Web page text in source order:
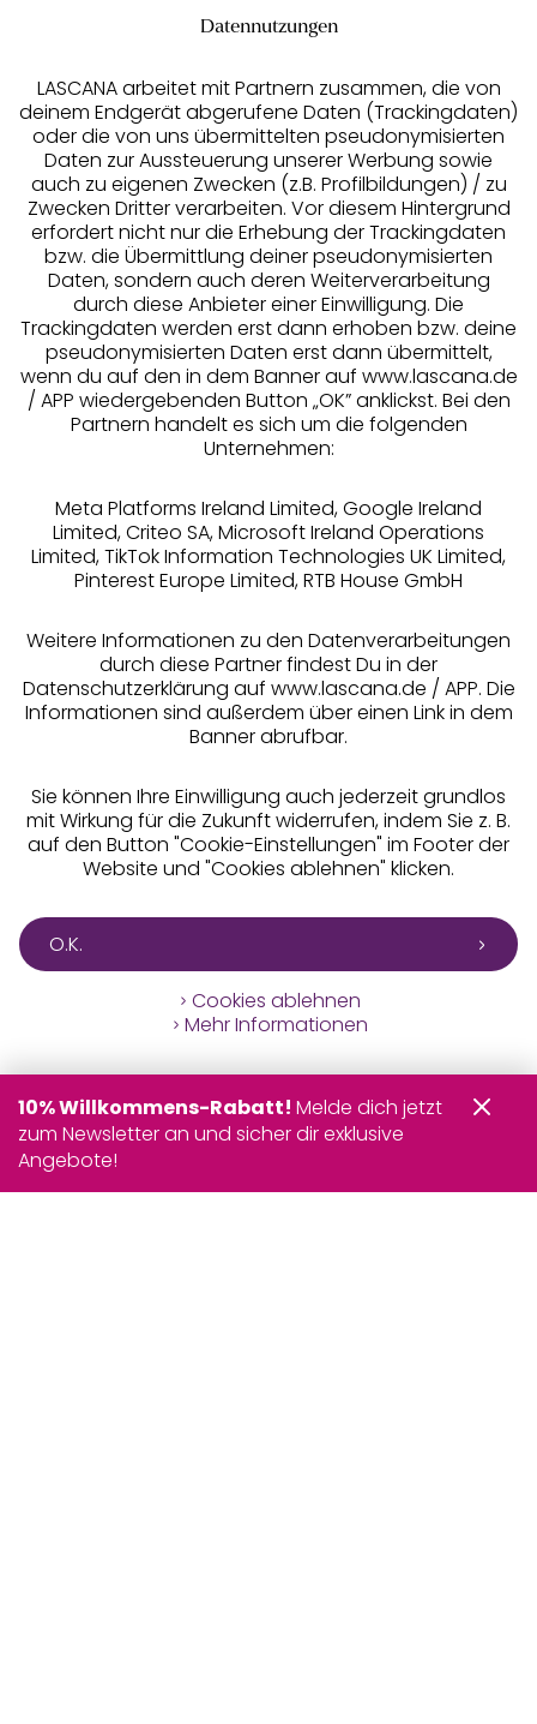
Services
Beratung
Über uns
Rechtliches
Alle Preise inkl. MwSt., zzgl.
Versandkosten
Datennutzungen
LASCANA arbeitet mit Partnern zusammen, die von
deinem Endgerät abgerufene Daten (Trackingdaten)
oder die von uns übermittelten pseudonymisierten
Daten zur Aussteuerung unserer Werbung sowie
auch zu eigenen Zwecken (z.B. Profilbildungen) / zu
Zwecken Dritter verarbeiten. Vor diesem Hintergrund
erfordert nicht nur die Erhebung der Trackingdaten
bzw. die Übermittlung deiner pseudonymisierten
Daten, sondern auch deren Weiterverarbeitung
durch diese Anbieter einer Einwilligung. Die
Trackingdaten werden erst dann erhoben bzw. deine
pseudonymisierten Daten erst dann übermittelt,
wenn du auf den in dem Banner auf www.lascana.de
/ APP wiedergebenden Button „OK” anklickst. Bei den
Partnern handelt es sich um die folgenden
Unternehmen:
Meta Platforms Ireland Limited, Google Ireland
Limited, Criteo SA, Microsoft Ireland Operations
Limited, TikTok Information Technologies UK Limited,
Pinterest Europe Limited, RTB House GmbH
Weitere Informationen zu den Datenverarbeitungen
durch diese Partner findest Du in der
Datenschutzerklärung auf www.lascana.de / APP. Die
Informationen sind außerdem über einen Link in dem
Banner abrufbar.
Sie können Ihre Einwilligung auch jederzeit grundlos
mit Wirkung für die Zukunft widerrufen, indem Sie z. B.
auf den Button "Cookie-Einstellungen" im Footer der
Website und "Cookies ablehnen" klicken.
O.K.
Cookies ablehnen
Mehr Informationen
10% Willkommens-Rabatt! Melde dich jetzt
zum Newsletter an und sicher dir exklusive
Angebote!